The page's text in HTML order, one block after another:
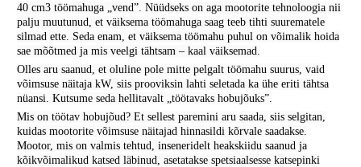
40 cm3 töömahuga „vend”. Nüüdseks on aga mootorite tehnoloogia nii
palju muutunud, et väiksema töömahuga saag teeb tihti suurematele
silmad ette. Seda enam, et väiksema töömahu puhul on võimalik hoida
sae mõõtmed ja mis veelgi tähtsam – kaal väiksemad.
Olles aru saanud, et oluline pole mitte pelgalt töömahu suurus, vaid
võimsuse näitaja kW, siis prooviksin lahti seletada ka ühe eriti tähtsa
nüansi. Kutsume seda hellitavalt „töötavaks hobujõuks”.
Mis on töötav hobujõud? Et sellest paremini aru saada, siis selgitan,
kuidas mootorite võimsuse näitajad hinnasildi kõrvale saadakse.
Mootor, mis on valmis tehtud, inseneridelt heakskiidu saanud ja
kõikvõimalikud katsed läbinud, asetatakse spetsiaalsesse katsepinki